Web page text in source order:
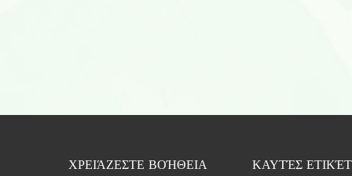
ΧΡΕΙΆΖΕΣΤΕ ΒΟΉΘΕΙΑ ΚΑΥΤΈΣ